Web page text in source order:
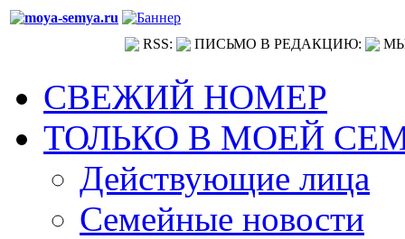
RSS: ПИСЬМО В РЕДАКЦИЮ:
СВЕЖИЙ НОМЕР
ТОЛЬКО В МОЕЙ
Действующие лица
Семейные новости